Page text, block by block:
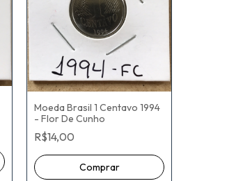
Moeda Brasil 1 Centavo 1994
- Flor De Cunho
R$14,00